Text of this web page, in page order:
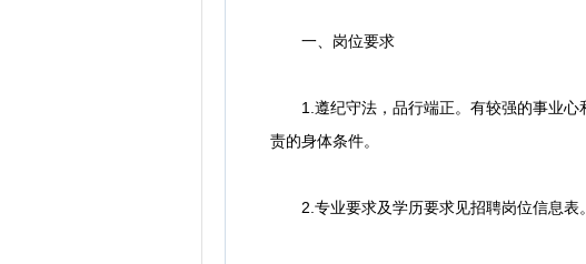
一、岗位要求
1.遵纪守法，品行端正。有较强的事业心
责的身体条件。
2.专业要求及学历要求见招聘岗位信息表。